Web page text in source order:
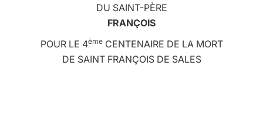
DU SAINT-PÈRE
FRANÇOIS
POUR LE 4èmeCENTENAIRE DE LA MORT
DE SAINT FRANÇOIS DE SALES